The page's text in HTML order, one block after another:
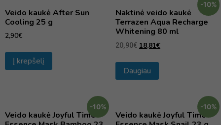
Veido kaukė After Sun
Cooling 25 g
2,90€
Į krepšelį
-10%
Naktinė veido kaukė
Terrazen Aqua Recharge
Whitening 80 ml
20,90€ 18,81€
Daugiau
-10%
Veido kaukė Joyful Time
-10%
Veido kaukė Joyful Time